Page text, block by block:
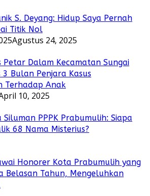
S. Deyang: Hidup Saya Pernah
Titik Nol
Agustus 24, 2025
Petar Dalam Kecamatan Sungai
3 Bulan Penjara Kasus
Terhadap Anak
10, 2025
PPPK Prabumulih: Siapa
68 Nama Misterius?
Honorer Kota Prabumulih yang
Belasan Tahun, Mengeluhkan